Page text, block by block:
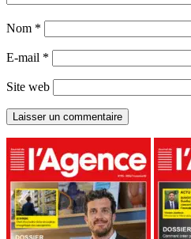
Nom *
E-mail *
Site web